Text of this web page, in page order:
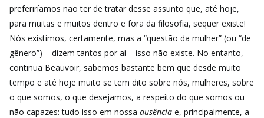
preferiríamos não ter de tratar desse assunto que, até hoje,
para muitas e muitos dentro e fora da filosofia, sequer existe!
Nós existimos, certamente, mas a “questão da mulher” (ou “de
gênero”) – dizem tantos por aí – isso não existe. No entanto,
continua Beauvoir, sabemos bastante bem que desde muito
tempo e até hoje muito se tem dito sobre nós, mulheres, sobre
o que somos, o que desejamos, a respeito do que somos ou
não capazes: tudo isso em nossa ausência e, principalmente, a